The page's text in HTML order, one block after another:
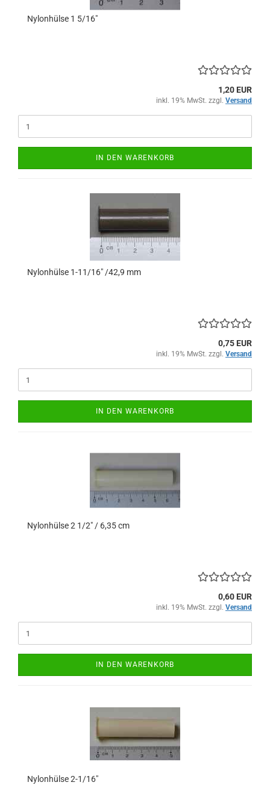
Nylonhülse 1 5/16"
1,20 EUR
inkl. 19% MwSt. zzgl. Versand
IN DEN WARENKORB
Nylonhülse 1-11/16" /42,9 mm
0,75 EUR
inkl. 19% MwSt. zzgl. Versand
IN DEN WARENKORB
Nylonhülse 2 1/2" / 6,35 cm
0,60 EUR
inkl. 19% MwSt. zzgl. Versand
IN DEN WARENKORB
Nylonhülse 2-1/16"